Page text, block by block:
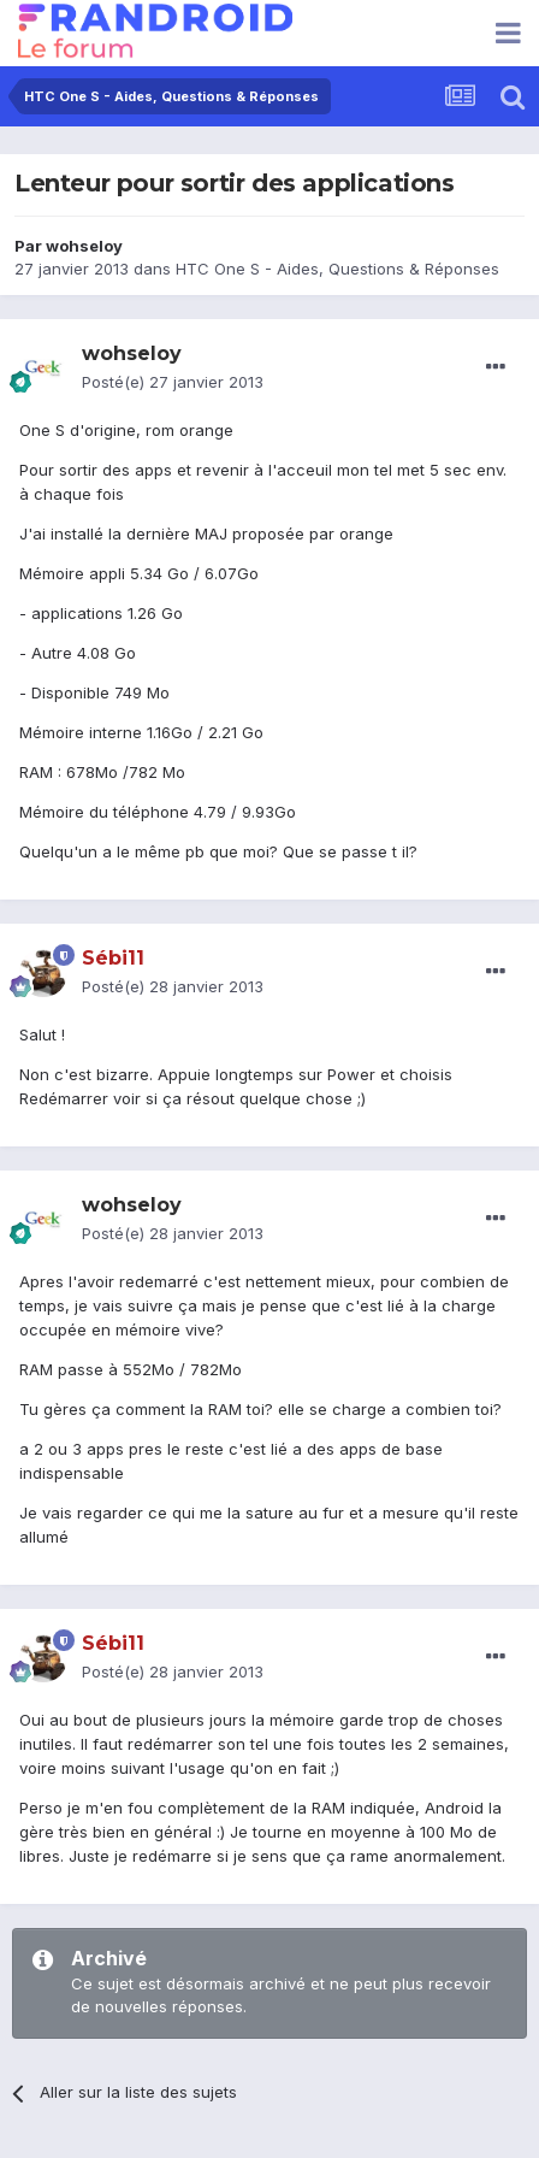
HTC One S - Aides, Questions & Réponses
Lenteur pour sortir des applications
Parwohseloy
27 janvier 2013 dans HTC One S - Aides, Questions & Réponses
wohseloy
Posté(e) 27 janvier 2013
One S d'origine, rom orange
Pour sortir des apps et revenir à l'acceuil mon tel met 5 sec env.
à chaque fois
J'ai installé la dernière MAJ proposée par orange
Mémoire appli 5.34 Go / 6.07Go
- applications 1.26 Go
- Autre 4.08 Go
- Disponible 749 Mo
Mémoire interne 1.16Go / 2.21 Go
RAM : 678Mo /782 Mo
Mémoire du téléphone 4.79 / 9.93Go
Quelqu'un a le même pb que moi? Que se passe t il?
Sébi11
Posté(e) 28 janvier 2013
Salut !
Non c'est bizarre. Appuie longtemps sur Power et choisis
Redémarrer voir si ça résout quelque chose ;)
wohseloy
Posté(e) 28 janvier 2013
Apres l'avoir redemarré c'est nettement mieux, pour combien de
temps, je vais suivre ça mais je pense que c'est lié à la charge
occupée en mémoire vive?
RAM passe à 552Mo / 782Mo
Tu gères ça comment la RAM toi? elle se charge a combien toi?
a 2 ou 3 apps pres le reste c'est lié a des apps de base
indispensable
Je vais regarder ce qui me la sature au fur et a mesure qu'il reste
allumé
Sébi11
Posté(e) 28 janvier 2013
Oui au bout de plusieurs jours la mémoire garde trop de choses
inutiles. Il faut redémarrer son tel une fois toutes les 2 semaines,
voire moins suivant l'usage qu'on en fait ;)
Perso je m'en fou complètement de la RAM indiquée, Android la
gère très bien en général :) Je tourne en moyenne à 100 Mo de
libres. Juste je redémarre si je sens que ça rame anormalement.
Archivé
Ce sujet est désormais archivé et ne peut plus recevoir
de nouvelles réponses.
Aller sur la liste des sujets